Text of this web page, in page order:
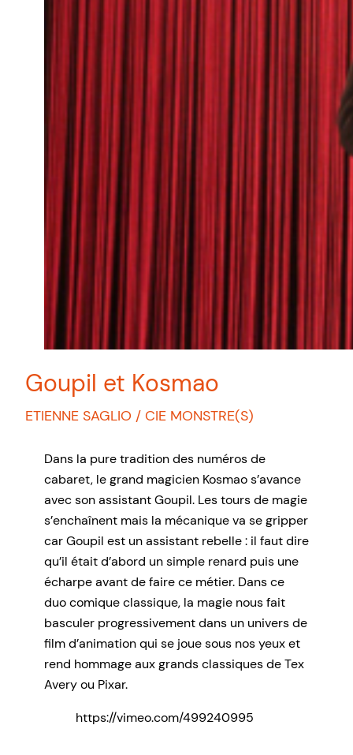
Goupil et Kosmao
ETIENNE SAGLIO / CIE MONSTRE(S)
Dans la pure tradition des numéros de
cabaret, le grand magicien Kosmao s’avance
avec son assistant Goupil. Les tours de magie
s’enchaînent mais la mécanique va se gripper
car Goupil est un assistant rebelle : il faut dire
qu’il était d’abord un simple renard puis une
écharpe avant de faire ce métier. Dans ce
duo comique classique, la magie nous fait
basculer progressivement dans un univers de
film d’animation qui se joue sous nos yeux et
rend hommage aux grands classiques de Tex
Avery ou Pixar.
https://vimeo.com/499240995